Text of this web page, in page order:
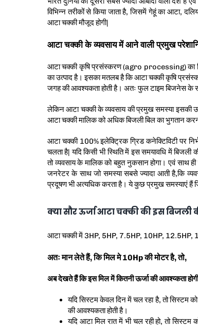
विभिन्न तरीकों से किया जाता है, जिसमें गेहूं का आटा,
आटा चक्की मौजूद होगी|
आटा चक्की के व्यवसाय में आने वाली प्रमुख
आटा चक्की कृषि प्रसंस्करण (agro processing) का
का उत्पाद है। इसका मतलब है कि आटा चक्की कृषि
जगह की आवश्यकता होती है। अतः फुल टाइम बिजनेस के
लेकिन आटा चक्की के व्यवसाय की प्रमुख समस्या इसकी
आटा चक्की मालिक को अधिक बिजली बिल का भुगतान
आटा चक्की 100% इलेक्ट्रिक ग्रिड कनेक्टिविटी पर
चलता है| यदि किसी भी स्थिति में इस समयावधि में बिजली
तो व्यवसाय के मालिक को बहुत नुकसान होगा। एवं साथ
जनरेटर के साथ जो समस्या सबसे ज्यादा आती है,कि
प्रदूषण भी अत्यधिक करता है। ये कुछ प्रमुख समस्याएं हैं
क्या सौर ऊर्जा आटा चक्की की इस बिजली
आटा चक्की में 3HP, 5HP, 7.5HP, 10HP, 12.5HP,
अतः मान लेते हैं, कि मिल मे 10Hp की मोटर है, तो,
अब देखते हैं कि इस मिल में कितनी ऊर्जा की आवश्य्कता होगी
यदि सिस्टम केवल दिन में चल रहा है, तो
की आवश्यकता होती है।
यदि आटा मिल रात में भी चल रही हो, तो